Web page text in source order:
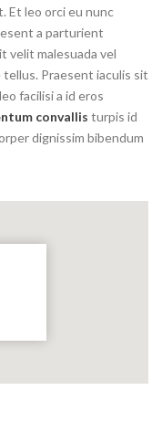
Et leo orci eu nunc
a parturient
velit malesuada vel
Praesent iaculis sit
facilisi a id eros
convallis turpis id
dignissim bibendum